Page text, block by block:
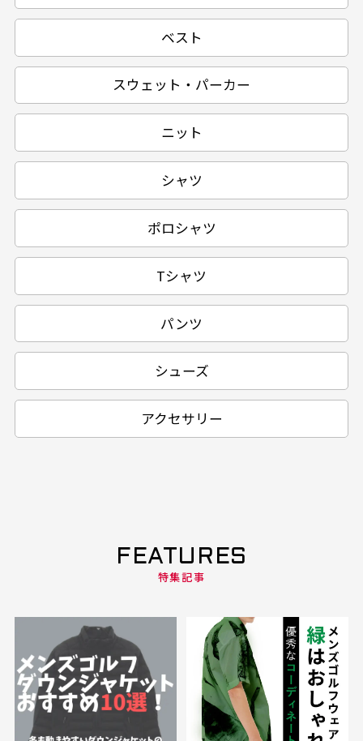
ベスト
スウェット・パーカー
ニット
シャツ
ポロシャツ
Tシャツ
パンツ
シューズ
アクセサリー
FEATURES
特集記事